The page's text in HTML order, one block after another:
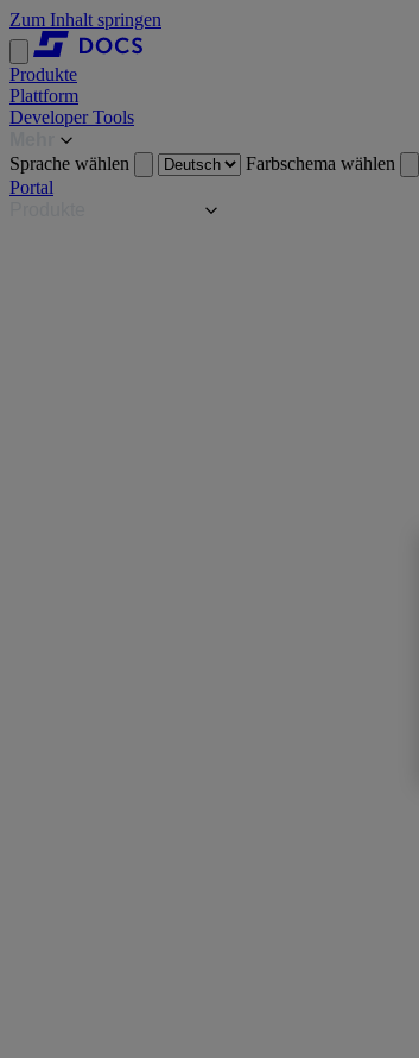
Zum Inhalt springen
Produkte
Plattform
Developer Tools
Sprache wählen
Farbschema wählen
Portal